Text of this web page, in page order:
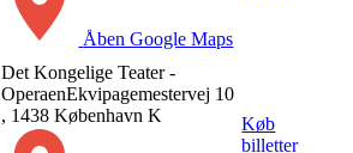
Åben Google Maps
Det Kongelige Teater -
OperaenEkvipagemestervej 10
, 1438 København K
Køb
billetter